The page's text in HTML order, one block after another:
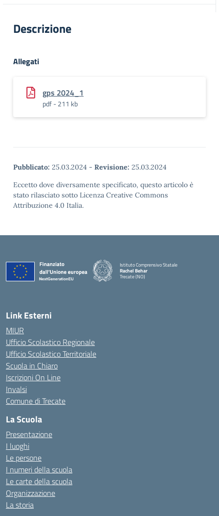
Descrizione
Allegati
gps 2024_1
pdf - 211 kb
Pubblicato: 25.03.2024 - Revisione: 25.03.2024
Eccetto dove diversamente specificato, questo articolo è
stato rilasciato sotto Licenza Creative Commons
Attribuzione 4.0 Italia.
Istituto Comprensivo Statale
Rachel Behar
Trecate (NO)
Link Esterni
MIUR
Ufficio Scolastico Regionale
Ufficio Scolastico Territoriale
Scuola in Chiaro
Iscrizioni On Line
Invalsi
Comune di Trecate
La Scuola
Presentazione
I luoghi
Le persone
I numeri della scuola
Le carte della scuola
Organizzazione
La storia